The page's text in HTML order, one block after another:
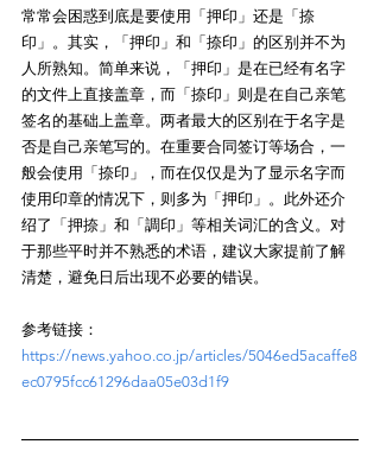
常常会困惑到底是要使用「押印」还是「捺
印」。其实，「押印」和「捺印」的区别并不为
人所熟知。简单来说，「押印」是在已经有名字
的文件上直接盖章，而「捺印」则是在自己亲笔
签名的基础上盖章。两者最大的区别在于名字是
否是自己亲笔写的。在重要合同签订等场合，一
般会使用「捺印」，而在仅仅是为了显示名字而
使用印章的情况下，则多为「押印」。此外还介
绍了「押捺」和「調印」等相关词汇的含义。对
于那些平时并不熟悉的术语，建议大家提前了解
参考链接：
https://news.yahoo.co.jp/articles/5046ed5acaffe8
ec0795fcc61296daa05e03d1f9